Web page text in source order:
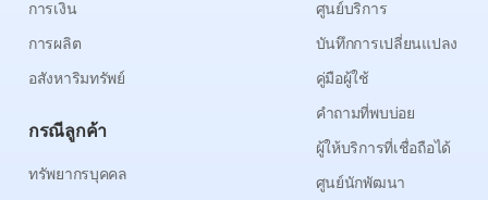
การเงิน
การผลิต
อสังหาริมทรัพย์
กรณีลูกค้า
ทรัพยากรบุคคล
ศูนย์บริการ
บันทึกการเปลี่ยนแปลง
คู่มือผู้ใช้
คำถามที่พบบ่อย
ผู้ให้บริการที่เชื่อถือได้
ศูนย์นักพัฒนา